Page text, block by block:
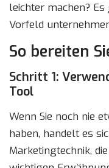
leichter machen? Es
Vorfeld
So bereiten
Schritt 1:
Tool
Wenn Sie noch nie
haben, handelt es
Marketingtechnik,